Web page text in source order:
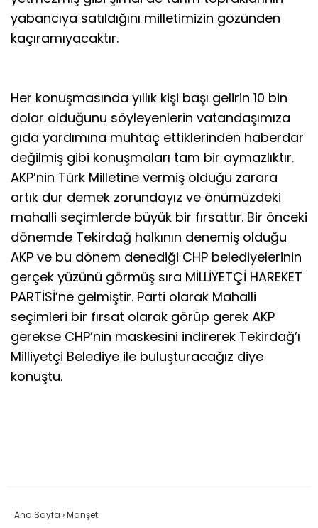
yabancıya satıldığını milletimizin gözünden
kaçıramıyacaktır.
Her konuşmasında yıllık kişi başı gelirin 10 bin
dolar olduğunu söyleyenlerin vatandaşımıza
gıda yardımına muhtaç ettiklerinden haberdar
değilmiş gibi konuşmaları tam bir aymazlıktır.
AKP’nin Türk Milletine vermiş olduğu zarara
artık dur demek zorundayız ve önümüzdeki
mahalli seçimlerde büyük bir fırsattır. Bir önceki
dönemde Tekirdağ halkının denemiş olduğu
AKP ve bu dönem denediği CHP belediyelerinin
gerçek yüzünü görmüş sıra MİLLİYETÇİ HAREKET
PARTİSİ’ne gelmiştir. Parti olarak Mahalli
seçimleri bir fırsat olarak görüp gerek AKP
gerekse CHP’nin maskesini indirerek Tekirdağ’ı
Milliyetçi Belediye ile buluşturacağız diye
konuştu.
Ana Sayfa ›Manşet